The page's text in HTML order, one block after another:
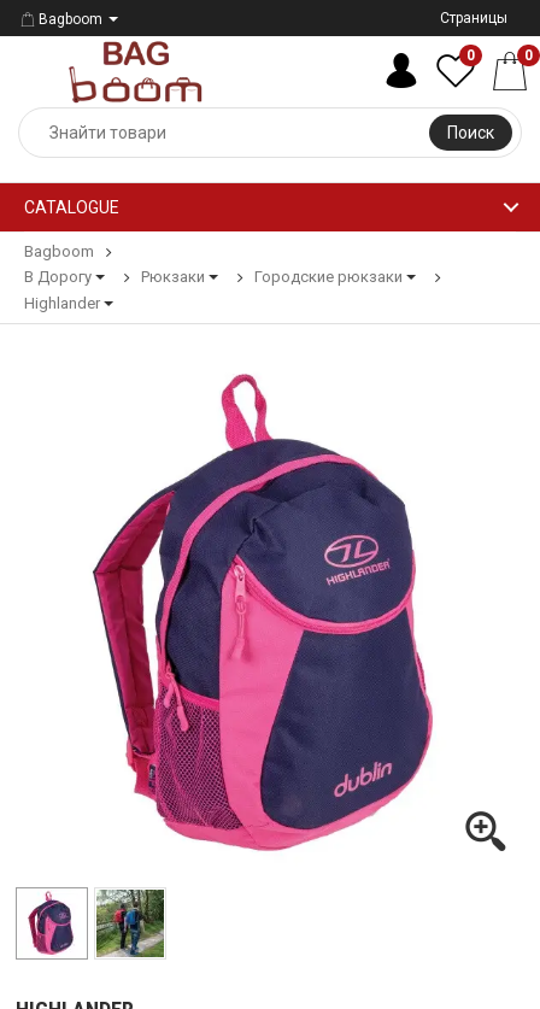
Bagboom Страницы
Поиск
0 0
CATALOGUE
Bagboom
В Дорогу
Рюкзаки
Городские рюкзаки
Highlander